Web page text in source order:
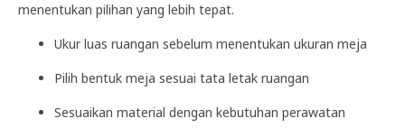
menentukan pilihan yang lebih tepat.
Ukur luas ruangan sebelum menentukan ukuran meja
Pilih bentuk meja sesuai tata letak ruangan
Sesuaikan material dengan kebutuhan perawatan